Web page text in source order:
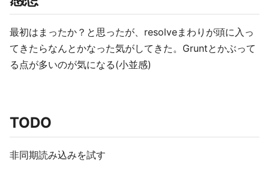
最初はまったか？と思ったが、resolveまわりが頭に入っ
てきたらなんとかなった気がしてきた。Gruntとかぶって
る点が多いのが気になる(小並感)
TODO
非同期読み込みを試す